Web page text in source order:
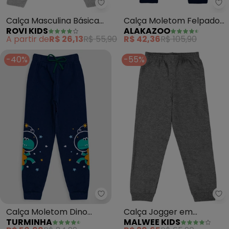
Rovi Kids - Calça Masculina
Calça Masculina Básica
(Cinza)
ROVI KIDS
A partir deR$ 26,13R$ 55,90
Calça Moletom Felpado
(Marinho)
ALAKAZOO
R$ 42,36R$ 105,90
-40%
Turminha - Calça Moletom
Calça Moletom Dino
(Azul)
TURMINHA
-55%
Calça Jogger em
Moletom Unissex (Cinza)
MALWEE KIDS